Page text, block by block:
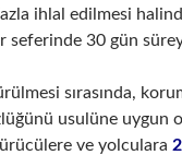
ihlal edilmesi
seferinde 30 gün
sırasında,
usulüne uygun
ve yolculara